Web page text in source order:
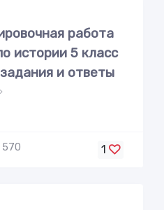
работа
истории 5 класс
и ответы
570 1